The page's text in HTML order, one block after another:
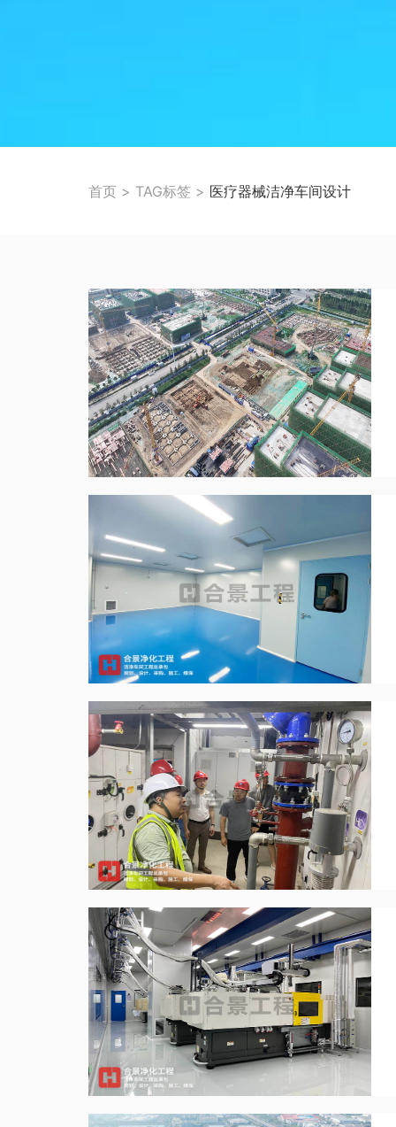
首页 > TAG标签 > 医疗器械洁净车间设计